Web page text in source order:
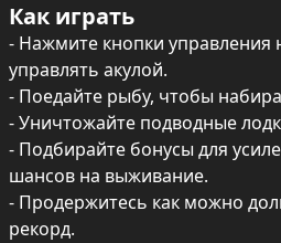
Как играть
- Нажмите кнопки управления
управлять акулой.
- Поедайте рыбу, чтобы
- Уничтожайте подводные
- Подбирайте бонусы для
шансов на выживание.
- Продержитесь как можно
рекорд.